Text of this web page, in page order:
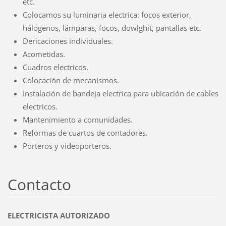
Colocamos su luminaria electrica: focos exterior,
hálogenos, lámparas, focos, dowlghit, pantallas etc.
Dericaciones individuales.
Acometidas.
Cuadros electricos.
Colocación de mecanismos.
Instalación de bandeja electrica para ubicación de cables
electricos.
Mantenimiento a comunidades.
Reformas de cuartos de contadores.
Porteros y videoporteros.
Contacto
ELECTRICISTA AUTORIZADO